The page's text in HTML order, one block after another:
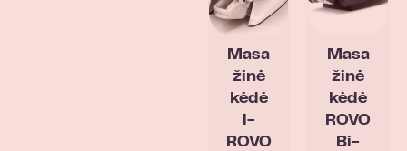
Masa
žinė
kėdė
i-
ROVO
Masa
žinė
kėdė
ROVO
Bi-